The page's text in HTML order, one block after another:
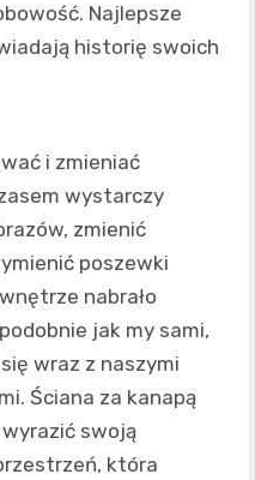
Najlepsze
historię swoich
i zmieniać
wystarczy
zmienić
poszewki
nabrało
jak my sami,
wraz z naszymi
Ściana za kanapą
swoją
która